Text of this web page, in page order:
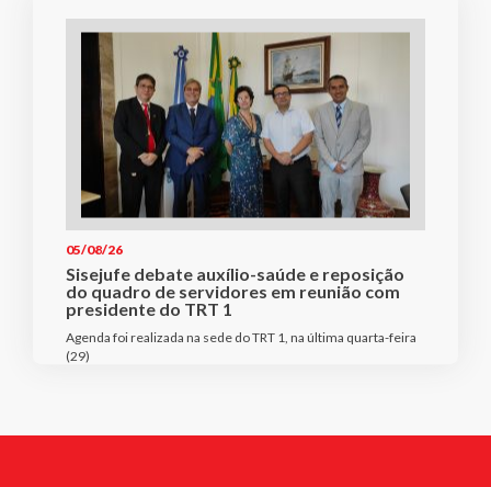
05/08/26
Sisejufe debate auxílio-saúde e reposição
do quadro de servidores em reunião com
presidente do TRT 1
Agenda foi realizada na sede do TRT 1, na última quarta-feira
(29)